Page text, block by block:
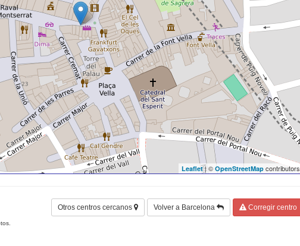
Leaflet| © OpenStreetMap contributors
Otros centros cercanos Volver a Barcelona Corregir centro